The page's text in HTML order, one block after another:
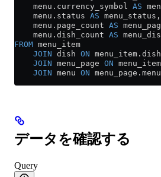
    menu
. currency_symbol AS
    menu
. status AS menu_status,
    menu
. page_count AS
    menu
. dish_count AS
FROM menu_item
    JOIN
dish ON menu_item .
    JOIN
menu_page ON menu_item
    JOIN
menu ON menu_page .
データを確認する
Query